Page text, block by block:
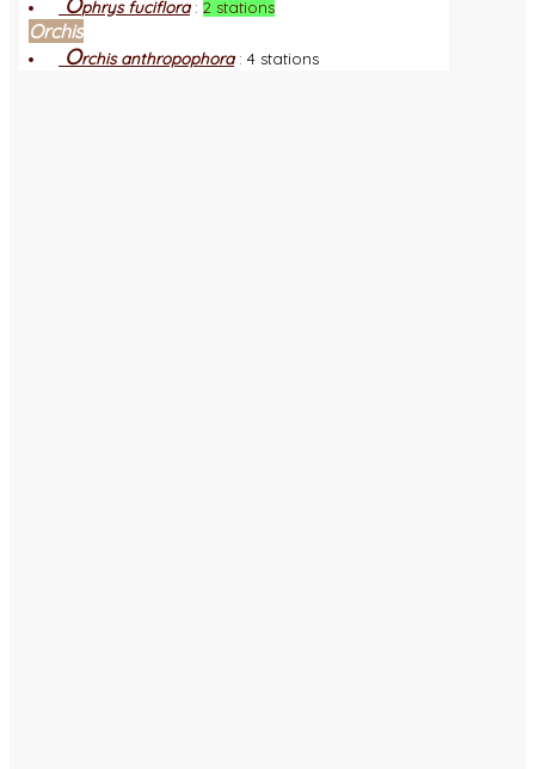
phrys fuciflora: 2 stations
Orchis
Orchis anthropophora: 4 stations